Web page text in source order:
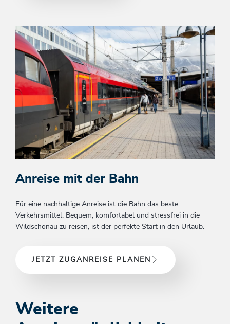
Anreise mit der Bahn
Für eine nachhaltige Anreise ist die Bahn das beste
Verkehrsmittel. Bequem, komfortabel und stressfrei in die
Wildschönau zu reisen, ist der perfekte Start in den Urlaub.
JETZT ZUGANREISE PLANEN
Weitere